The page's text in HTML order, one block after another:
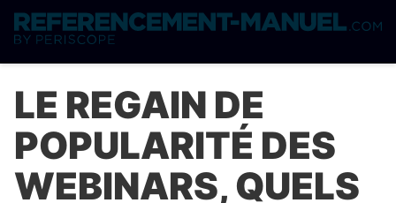
LE REGAIN DE
POPULARITÉ DES
WEBINARS, QUELS